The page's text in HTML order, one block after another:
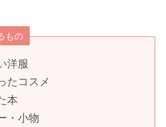
もの
洋服
たコスメ
本
・小物